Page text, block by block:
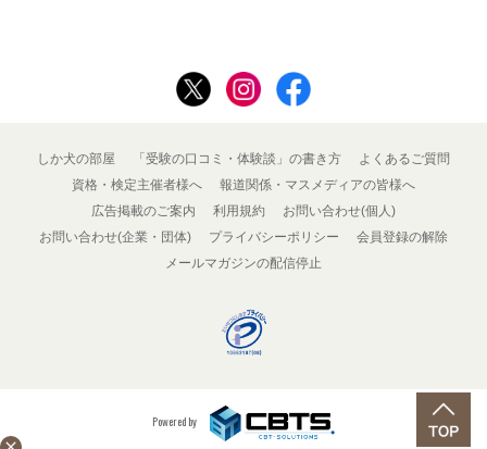
しか犬の部屋 「受験の口コミ・体験談」の書き方
よくあるご質問
資格・検定主催者様へ
報道関係・マスメディアの皆様へ
広告掲載のご案内
利用規約
お問い合わせ(個人)
お問い合わせ(企業・団体)
プライバシーポリシー
会員登録の解除
メールマガジンの配信停止
Powered by